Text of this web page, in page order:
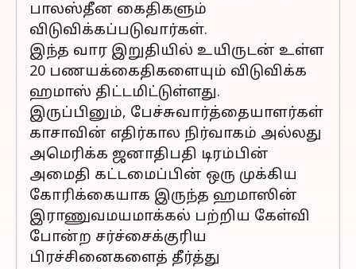
பாலஸ்தீன கைதிகளும்
விடுவிக்கப்படுவார்கள்.
இந்த வார இறுதியில் உயிருடன் உள்ள
20 பணயக்கைதிகளையும் விடுவிக்க
ஹமாஸ் திட்டமிட்டுள்ளது.
இருப்பினும், பேச்சுவார்த்தையாளர்கள்
காசாவின் எதிர்கால நிர்வாகம் அல்லது
அமெரிக்க ஜனாதிபதி டிரம்பின்
அமைதி கட்டமைப்பின் ஒரு முக்கிய
கோரிக்கையாக இருந்த ஹமாஸின்
இராணுவமயமாக்கல் பற்றிய கேள்வி
போன்ற சர்ச்சைக்குரிய
பிரச்சினைகளைத் தீர்த்து